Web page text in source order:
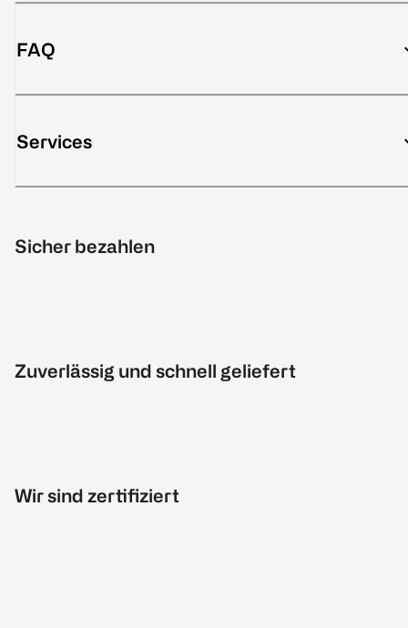
FAQ
Services
Sicher bezahlen
Zuverlässig und schnell geliefert
Wir sind zertifiziert